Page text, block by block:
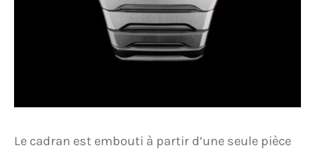
Le cadran est embouti à partir d’une seule pièce